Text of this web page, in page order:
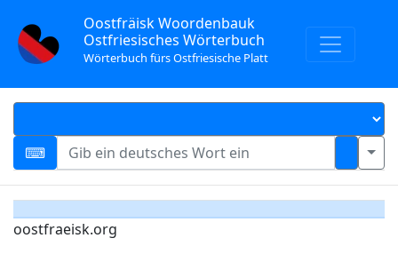
Oostfräisk Woordenbauk
Ostfriesisches Wörterbuch
Wörterbuch fürs Ostfriesische Platt
oostfraeisk.org